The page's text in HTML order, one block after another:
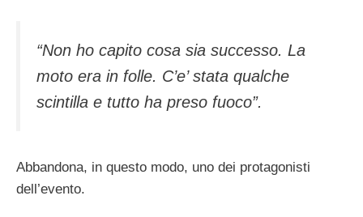
“Non ho capito cosa sia successo. La
moto era in folle. C’e’ stata qualche
scintilla e tutto ha preso fuoco”.
Abbandona, in questo modo, uno dei protagonisti
dell’evento.